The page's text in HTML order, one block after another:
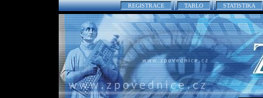
REGISTRACE TABLO STATISTIKA